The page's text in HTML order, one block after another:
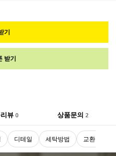
기
받기
뷰 0 상품문의 2
디테일 세탁방법 교환 및 반